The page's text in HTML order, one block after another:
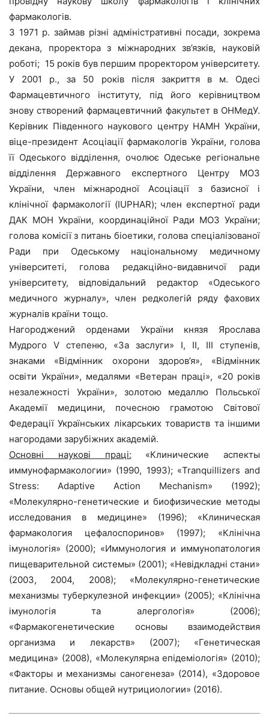
фармакологів.
З 1971 р. займав різні адміністративні посади, зокрема
декана, проректора з міжнародних зв’язків, науковій
роботі; 15 років був першим проректором університету.
У 2001 р., за 50 років після закриття в м. Одесі
Фармацевтичного інституту, під його керівництвом
знову створений фармацевтичний факультет в ОНМедУ.
Керівник Південного наукового центру НАМН України,
віце-президент Асоціації фармакологів України, голова
її Одеського відділення, очолює Одеське регіональне
відділення Державного експертного Центру МОЗ
України, член міжнародної Асоціації з базисної і
клінічної фармакології (IUPHAR); член експертної ради
ДАК МОН України, координаційної Ради МОЗ України;
голова комісії з питань біоетики, голова спеціалізованої
Ради при Одеському національному медичному
університеті, голова редакційно-видавничої ради
університету, відповідальний редактор «Одеського
медичного журналу», член редколегій ряду фахових
журналів країни тощо.
Нагороджений орденами України князя Ярослава
Мудрого V степеню, «За заслуги» I, II, III ступенів,
знаками «Відмінник охорони здоров’я», «Відмінник
освіти України», медалями «Ветеран праці», «20 років
незалежності України», золотою медаллю Польської
Академії медицини, почесною грамотою Світової
Федерації Українських лікарських товариств та іншими
нагородами зарубіжних академій.
Основні наукові праці: «Клинические аспекты
иммунофармакологии» (1990, 1993); «Tranquillizers and
Stress: Adaptive Action Mechanism» (1992);
«Молекулярно-генетические и биофизические методы
исследования в медицине» (1996); «Клиническая
фармакология цефалоспоринов» (1997); «Клінічна
імунологія» (2000); «Иммунология и иммунопатология
пищеварительной системы» (2001); «Невідкладні стани»
(2003, 2004, 2008); «Молекулярно-генетические
механизмы туберкулезной инфекции» (2005); «Клінічна
імунологія та алергологія» (2006);
«Фармакогенетические основы взаимодействия
организма и лекарств» (2007); «Генетическая
медицина» (2008), «Молекулярна епідеміологія» (2010);
«Факторы и механизмы саногенеза» (2014), «Здоровое
питание. Основы общей нутрициологии» (2016).